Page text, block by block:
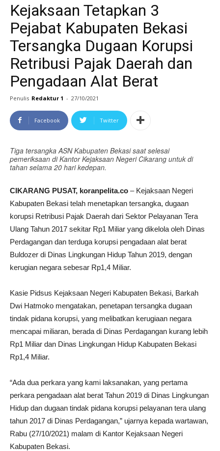
Kejaksaan Tetapkan 3
Pejabat Kabupaten Bekasi
Tersangka Dugaan Korupsi
Retribusi Pajak Daerah dan
Pengadaan Alat Berat
Penulis Redaktur 1 - 27/10/2021
Facebook Twitter
Tiga tersangka ASN Kabupaten Bekasi saat selesai
pemeriksaan di Kantor Kejaksaan Negeri Cikarang untuk di
tahan selama 20 hari kedepan.
CIKARANG PUSAT, koranpelita.co – Kejaksaan Negeri
Kabupaten Bekasi telah menetapkan tersangka, dugaan
korupsi Retribusi Pajak Daerah dari Sektor Pelayanan Tera
Ulang Tahun 2017 sekitar Rp1 Miliar yang dikelola oleh Dinas
Perdagangan dan terduga korupsi pengadaan alat berat
Buldozer di Dinas Lingkungan Hidup Tahun 2019, dengan
kerugian negara sebesar Rp1,4 Miliar.
Kasie Pidsus Kejaksaan Negeri Kabupaten Bekasi, Barkah
Dwi Hatmoko mengatakan, penetapan tersangka dugaan
tindak pidana korupsi, yang melibatkan kerugiaan negara
mencapai miliaran, berada di Dinas Perdagangan kurang lebih
Rp1 Miliar dan Dinas Lingkungan Hidup Kabupaten Bekasi
Rp1,4 Miliar.
“Ada dua perkara yang kami laksanakan, yang pertama
perkara pengadaan alat berat Tahun 2019 di Dinas Lingkungan
Hidup dan dugaan tindak pidana korupsi pelayanan tera ulang
tahun 2017 di Dinas Perdagangan,” ujarnya kepada wartawan,
Rabu (27/10/2021) malam di Kantor Kejaksaan Negeri
Kabupaten Bekasi.